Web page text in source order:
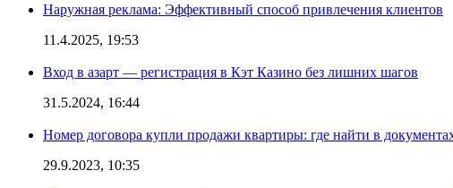
Наружная реклама: Эффективный способ привлечения клиентов
11.4.2025, 19:53
Вход в азарт — регистрация в Кэт Казино без лишних шагов
31.5.2024, 16:44
Номер договора купли продажи квартиры: где найти в
29.9.2023, 10:35